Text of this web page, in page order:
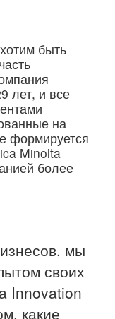
быть
лет, и все
на
формируется
Minolta
более
мы
своих
Innovation
какие